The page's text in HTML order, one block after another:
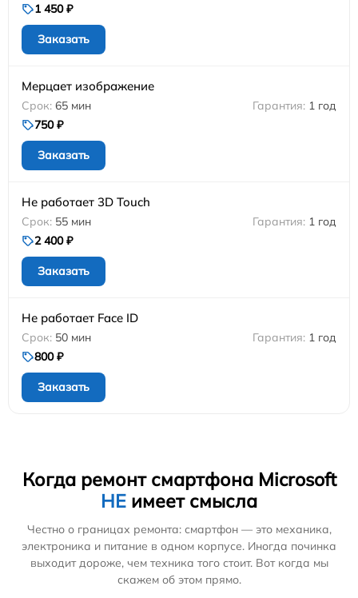
1 450 ₽
Заказать
Мерцает изображение
65 мин
1 год
750 ₽
Заказать
Не работает 3D Touch
55 мин
1 год
2 400 ₽
Заказать
Не работает Face ID
50 мин
1 год
800 ₽
Заказать
Когда ремонт смартфона Microsoft
НЕ имеет смысла
Честно о границах ремонта: смартфон — это механика,
электроника и питание в одном корпусе. Иногда починка
выходит дороже, чем техника того стоит. Вот когда мы
скажем об этом прямо.